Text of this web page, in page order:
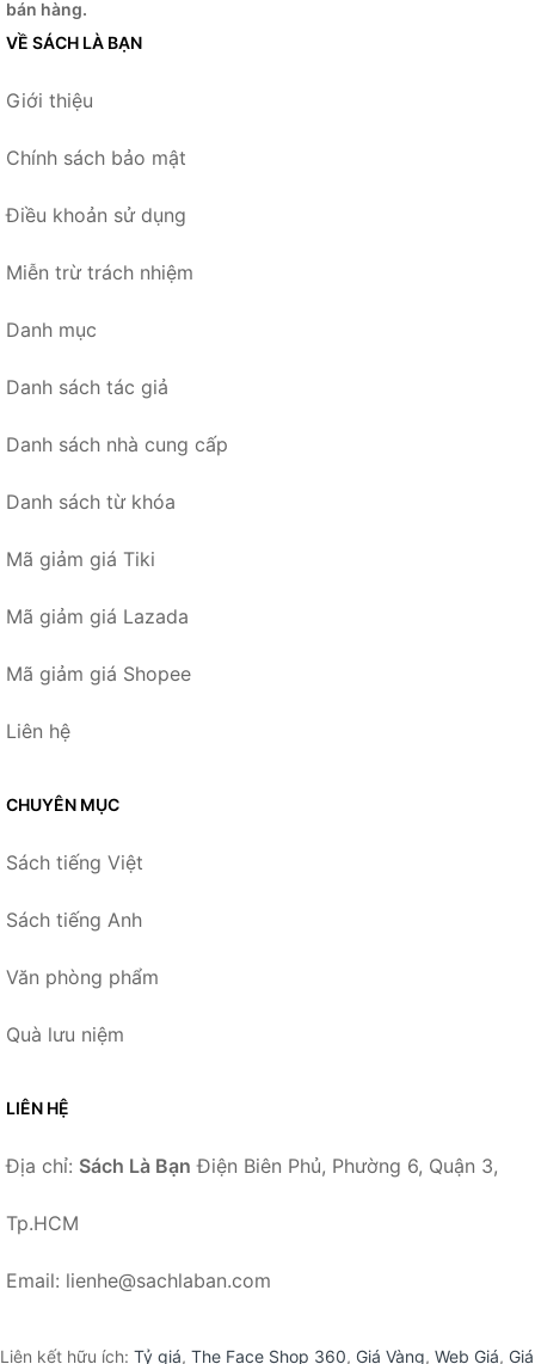
bán hàng.
VỀ SÁCH LÀ BẠN
Giới thiệu
Chính sách bảo mật
Điều khoản sử dụng
Miễn trừ trách nhiệm
Danh mục
Danh sách tác giả
Danh sách nhà cung cấp
Danh sách từ khóa
Mã giảm giá Tiki
Mã giảm giá Lazada
Mã giảm giá Shopee
Liên hệ
CHUYÊN MỤC
Sách tiếng Việt
Sách tiếng Anh
Văn phòng phẩm
Quà lưu niệm
LIÊN HỆ
Địa chỉ: Sách Là Bạn Điện Biên Phủ, Phường 6, Quận 3,
Tp.HCM
Email: lienhe@sachlaban.com
Liên kết hữu ích: Tỷ giá, The Face Shop 360, Giá Vàng, Web Giá, Giá